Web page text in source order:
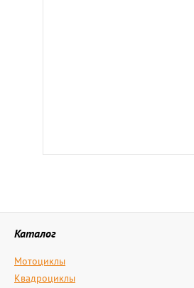
Каталог
Мотоциклы
Квадроциклы